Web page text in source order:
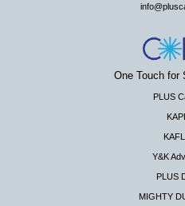
One Touch for
PLUS
Y&K
PLUS
MIGHTY